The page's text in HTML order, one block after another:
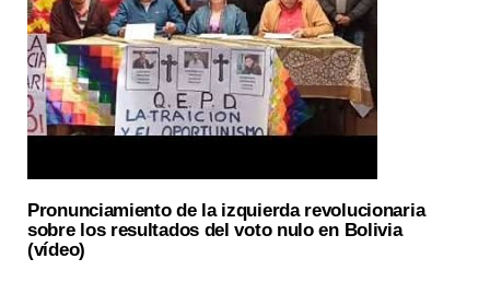
Pronunciamiento de la izquierda revolucionaria
sobre los resultados del voto nulo en Bolivia
(vídeo)